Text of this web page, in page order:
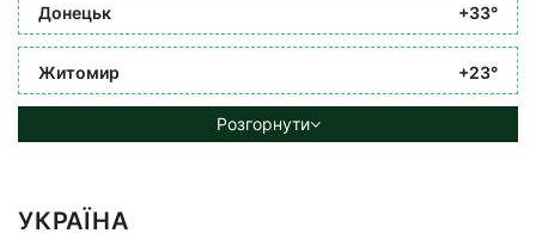
Донецьк +33°
Житомир +23°
Розгорнути
УКРАЇНА